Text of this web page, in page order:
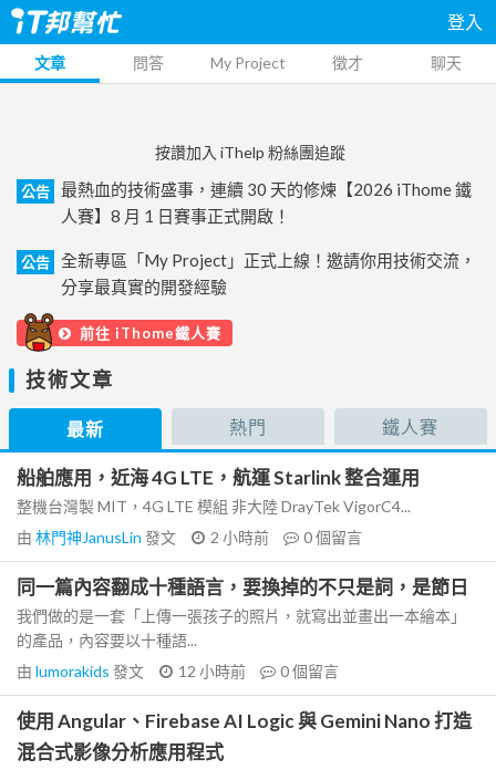
登入
文章 問答 My Project 徵才 聊天
按讚加入 iThelp 粉絲團追蹤
公告
最熱血的技術盛事，連續 30 天的修煉【2026 iThome 鐵
人賽】8 月 1 日賽事正式開啟！
公告
全新專區「My Project」正式上線！邀請你用技術交流，
分享最真實的開發經驗
前往 iThome鐵人賽
技術文章
最新 熱門 鐵人賽
船舶應用，近海 4G LTE，航運 Starlink 整合運用
整機台灣製 MIT，4G LTE 模組 非大陸 DrayTek VigorC4...
由 林門神JanusLin 發文 2 小時前 0個留言
同一篇內容翻成十種語言，要換掉的不只是詞，是節日
我們做的是一套「上傳一張孩子的照片，就寫出並畫出一本繪本」
的產品，內容要以十種語...
由 lumorakids 發文 12 小時前 0個留言
使用 Angular、Firebase AI Logic 與 Gemini Nano 打造
混合式影像分析應用程式